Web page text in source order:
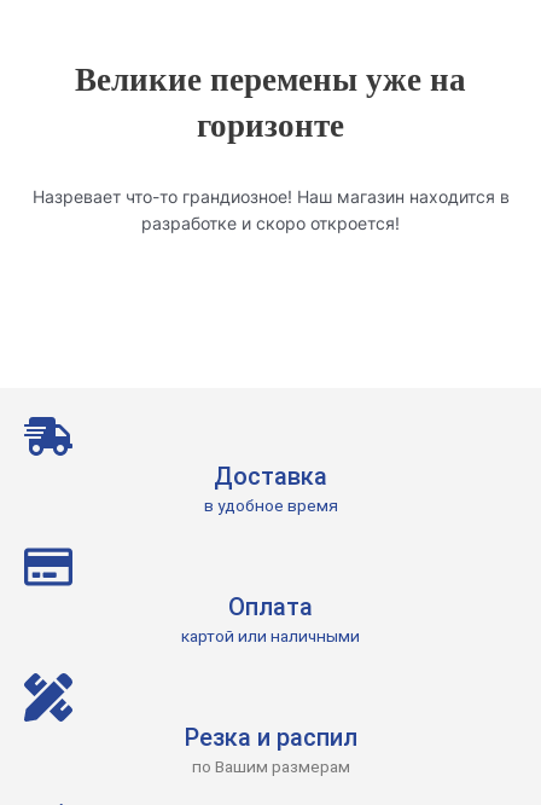
Великие перемены уже на
горизонте
Назревает что-то грандиозное! Наш магазин находится в
разработке и скоро откроется!
Доставка
в удобное время
Оплата
картой или наличными
Резка и распил
по Вашим размерам